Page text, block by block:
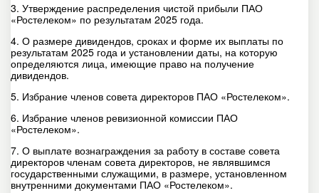
3. Утверждение распределения чистой прибыли ПАО
«Ростелеком» по результатам 2025 года.
4. О размере дивидендов, сроках и форме их выплаты по
результатам 2025 года и установлении даты, на которую
определяются лица, имеющие право на получение
дивидендов.
5. Избрание членов совета директоров ПАО «Ростелеком».
6. Избрание членов ревизионной комиссии ПАО
«Ростелеком».
7. О выплате вознаграждения за работу в составе совета
директоров членам совета директоров, не являвшимся
государственными служащими, в размере, установленном
внутренними документами ПАО «Ростелеком».